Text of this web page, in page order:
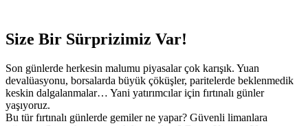
Size Bir Sürprizimiz Var!
Son günlerde herkesin malumu piyasalar çok karışık. Yuan
devalüasyonu, borsalarda büyük çöküşler, paritelerde beklenmedik
keskin dalgalanmalar… Yani yatırımcılar için fırtınalı günler
yaşıyoruz.
Bu tür fırtınalı günlerde gemiler ne yapar? Güvenli limanlara